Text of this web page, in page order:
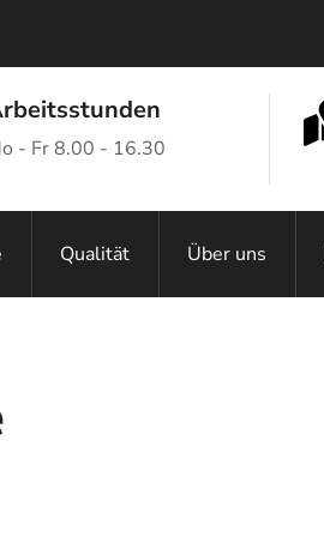
- Fr 8.00 - 16.30
Qualität Über uns